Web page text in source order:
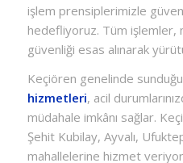
işlem prensiplerimizle
hedefliyoruz. Tüm işlemler,
güvenliği esas alınarak
Keçiören genelinde
hizmetleri, acil
müdahale imkânı sağlar.
Şehit Kubilay, Ayvalı,
mahallelerine hizmet